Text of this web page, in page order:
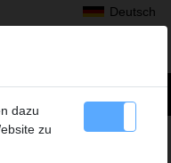
Deutsch
Sägeblatt
dazu
zu